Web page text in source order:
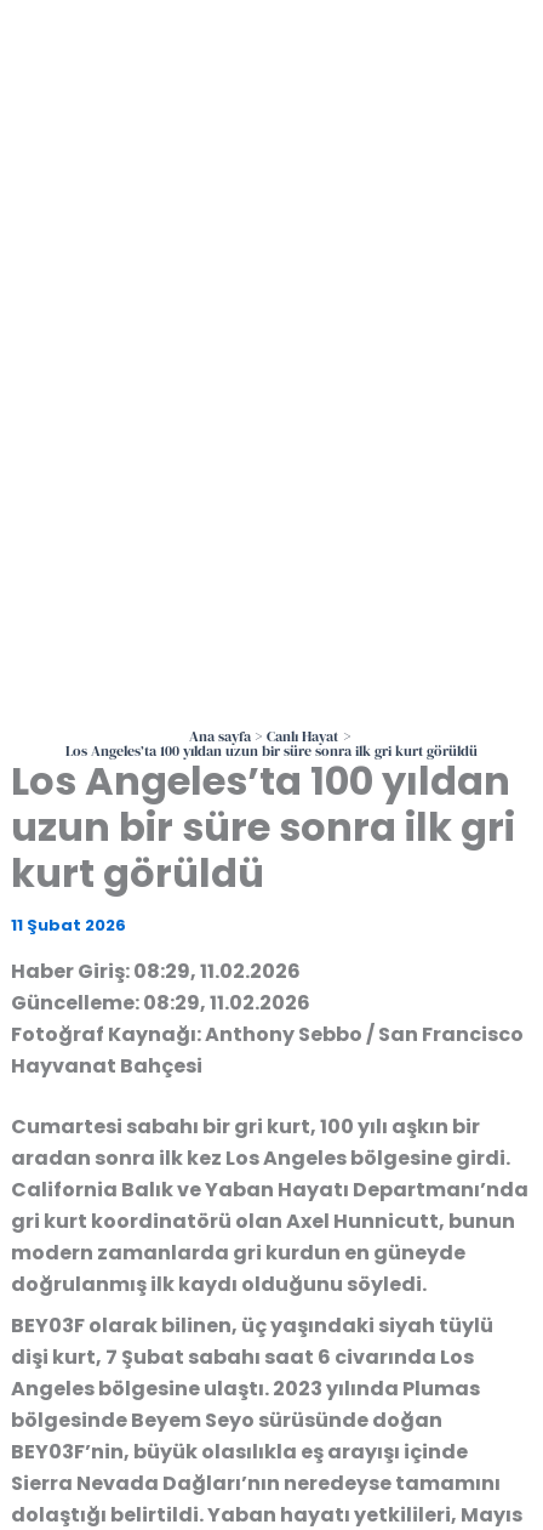
Ana sayfa Canlı Hayat
Los Angeles’ta 100 yıldan uzun bir süre sonra ilk gri kurt görüldü
Los Angeles’ta 100 yıldan
uzun bir süre sonra ilk gri
kurt görüldü
11 Şubat 2026
Haber Giriş: 08:29, 11.02.2026
Güncelleme: 08:29, 11.02.2026
Fotoğraf Kaynağı: Anthony Sebbo / San Francisco
Hayvanat Bahçesi
Cumartesi sabahı bir gri kurt, 100 yılı aşkın bir
aradan sonra ilk kez Los Angeles bölgesine girdi.
California Balık ve Yaban Hayatı Departmanı’nda
gri kurt koordinatörü olan Axel Hunnicutt, bunun
modern zamanlarda gri kurdun en güneyde
doğrulanmış ilk kaydı olduğunu söyledi.
BEY03F olarak bilinen, üç yaşındaki siyah tüylü
dişi kurt, 7 Şubat sabahı saat 6 civarında Los
Angeles bölgesine ulaştı. 2023 yılında Plumas
bölgesinde Beyem Seyo sürüsünde doğan
BEY03F’nin, büyük olasılıkla eş arayışı içinde
Sierra Nevada Dağları’nın neredeyse tamamını
dolaştığı belirtildi. Yaban hayatı yetkilileri, Mayıs